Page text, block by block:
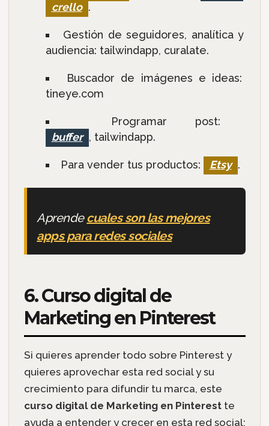
crello .
Gestión de seguidores, analítica y
audiencia: tailwindapp, curalate.
Buscador de imágenes e ideas:
tineye.com
Programar post:
buffer , tailwindapp.
Para vender tus productos: Etsy .
Aprendecuales son las mejores
apps para redes sociales
6. Curso digital de
Marketing en Pinterest
Si quieres aprender todo sobre Pinterest y
quieres aprovechar esta red social y su
crecimiento para difundir tu marca, este
curso digital de Marketing en Pinterestte
ayuda a entender y crecer en esta red social: